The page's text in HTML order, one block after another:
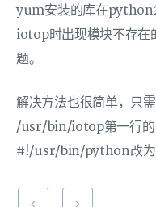
yum安装的库在
iotop时出现模块不存在
题。
解决方法也很简单，只
/usr/bin/iotop第一行
#!/usr/bin/python改